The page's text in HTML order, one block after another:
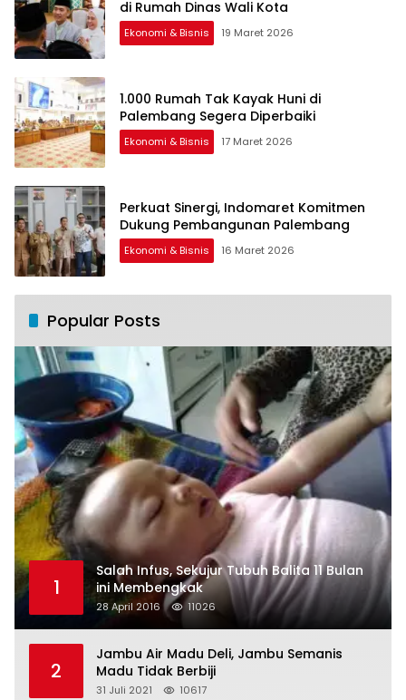
di Rumah Dinas Wali Kota
Ekonomi & Bisnis 19 Maret 2026
1.000 Rumah Tak Kayak Huni di
Palembang Segera Diperbaiki
Ekonomi & Bisnis 17 Maret 2026
Perkuat Sinergi, Indomaret Komitmen
Dukung Pembangunan Palembang
Ekonomi & Bisnis 16 Maret 2026
Popular Posts
1
Salah Infus, Sekujur Tubuh Balita 11 Bulan
ini Membengkak
28 April 2016 11026
2
Jambu Air Madu Deli, Jambu Semanis
Madu Tidak Berbiji
31 Juli 2021 10617